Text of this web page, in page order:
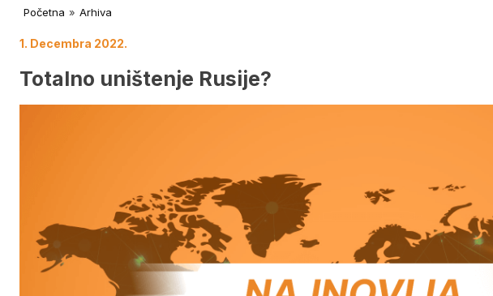
Početna » Arhiva
1. Decembra 2022.
Totalno uništenje Rusije?